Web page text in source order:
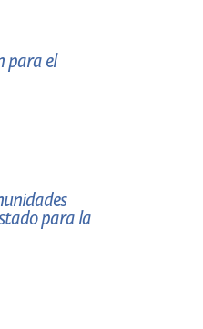
para el
para la